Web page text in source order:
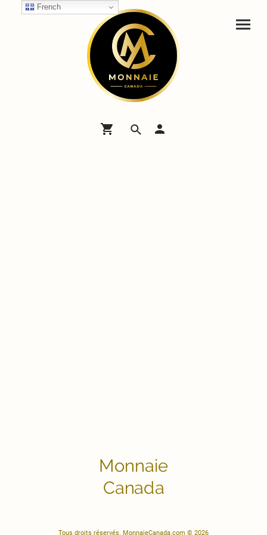
Monnaie
Canada
Tous droits réservés. MonnaieCanada.com © 2026
French